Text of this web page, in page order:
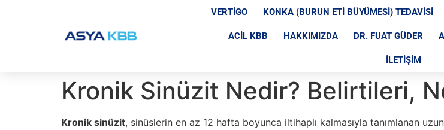
VERTIGO KONKA (BURUN ETI BÜYÜMESI) TEDAVISI
ACIL KBB HAKKIMIZDA DR. FUAT GÜDER
İLETIŞIM
Kronik Sinüzit Nedir? Belirtileri,
Kronik sinüzit, sinüslerin en az 12 hafta boyunca iltihaplı kalmasıyla tanımlanan